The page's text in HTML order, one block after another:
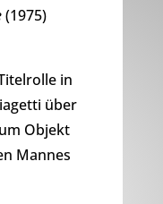
(1975)
in
über
Objekt
Mannes